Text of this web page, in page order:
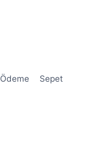
Ödeme Sepet